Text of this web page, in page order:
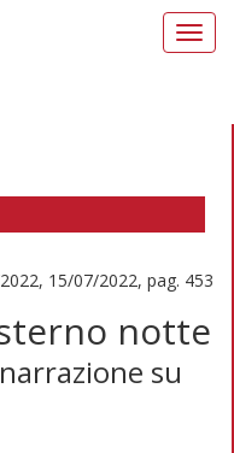
15/07/2022, pag. 453
notte
su